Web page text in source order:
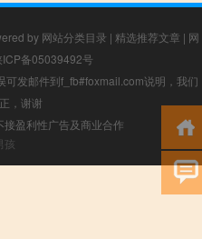
by 网站分类目录 | 精选推荐文章 | 网
ICP备05039492号
发邮件到f_fb#foxmail.com说明，我们
，谢谢
盈利性广告及商业合作
孩